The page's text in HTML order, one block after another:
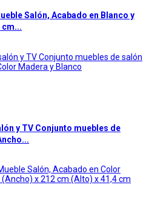
Salón, Acabado en Blanco y
cm...
y TV Conjunto muebles de